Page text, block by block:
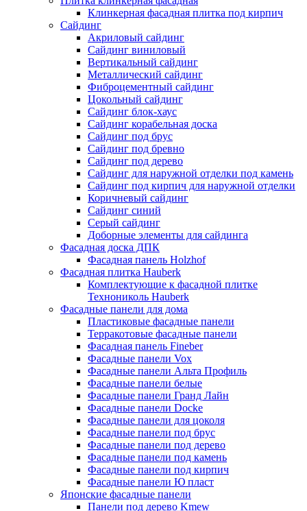
Клинкерная фасадная плитка под кирпич
Сайдинг
Акриловый сайдинг
Сайдинг виниловый
Вертикальный сайдинг
Металлический сайдинг
Фиброцементный сайдинг
Цокольный сайдинг
Сайдинг блок-хаус
Сайдинг корабельная доска
Сайдинг под брус
Сайдинг под бревно
Сайдинг под дерево
Сайдинг для наружной отделки под камень
Сайдинг под кирпич для наружной отделки
Коричневый сайдинг
Сайдинг синий
Серый сайдинг
Доборные элементы для сайдинга
Фасадная доска ДПК
Фасадная панель Holzhof
Фасадная плитка Hauberk
Комплектующие к фасадной плитке
Технониколь Hauberk
Фасадные панели для дома
Пластиковые фасадные панели
Терракотовые фасадные панели
Фасадная панель Fineber
Фасадные панели Vox
Фасадные панели Альта Профиль
Фасадные панели белые
Фасадные панели Гранд Лайн
Фасадные панели Docke
Фасадные панели для цоколя
Фасадные панели под брус
Фасадные панели под дерево
Фасадные панели под камень
Фасадные панели под кирпич
Фасадные панели Ю пласт
Японские фасадные панели
Панели под дерево Kmew